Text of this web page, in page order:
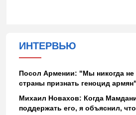
ИНТЕРВЬЮ
Посол Армении: "Мы никогда не
страны признать геноцид армян"
Михаил Новахов: Когда
поддержать его, я объяснил,